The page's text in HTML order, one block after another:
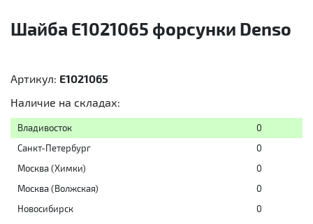
Шайба E1021065 форсунки Denso
Артикул: E1021065
Наличие на складах:
Владивосток
0
Санкт-Петербург
0
Москва (Химки)
0
Москва (Волжская)
0
Новосибирск
0